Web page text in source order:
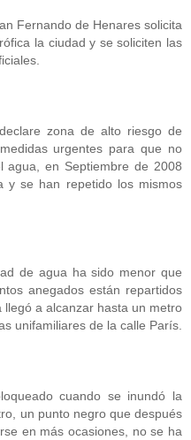
Fernando de Henares solicita
la ciudad y se soliciten las
zona de alto riesgo de
urgentes para que no
agua, en Septiembre de 2008
y se han repetido los mismos
de agua ha sido menor que
anegados están repartidos
a alcanzar hasta un metro
unifamiliares de la calle París.
cuando se inundó la
un punto negro que después
en más ocasiones, no se ha